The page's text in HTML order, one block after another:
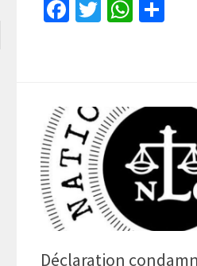
Facebook
Twitter
Déclaration